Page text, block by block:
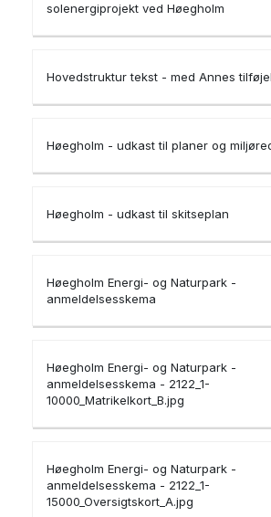
solenergiprojekt ved Høegholm
Hovedstruktur tekst - med Annes
Høegholm - udkast til planer og
Høegholm - udkast til skitseplan
Høegholm Energi- og Naturpark -
anmeldelsesskema
Høegholm Energi- og Naturpark -
anmeldelsesskema - 2122_1-
10000_Matrikelkort_B.jpg
Høegholm Energi- og Naturpark -
anmeldelsesskema - 2122_1-
15000_Oversigtskort_A.jpg